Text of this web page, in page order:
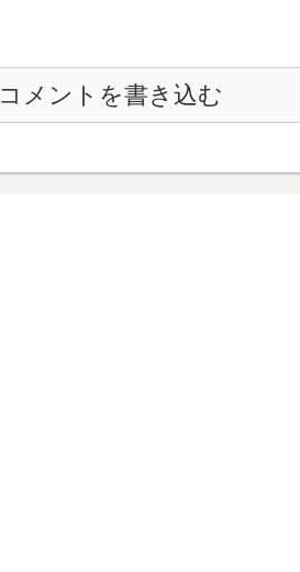
コメントを書き込む